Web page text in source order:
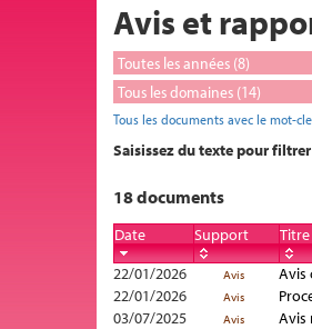
Avis et
Tous les documents avec le mot-
Saisissez du texte pour
18 documents
Date Support
Titre
22/01/2026
Avis
Avis
22/01/2026
Avis
03/07/2025
Avis
Avis